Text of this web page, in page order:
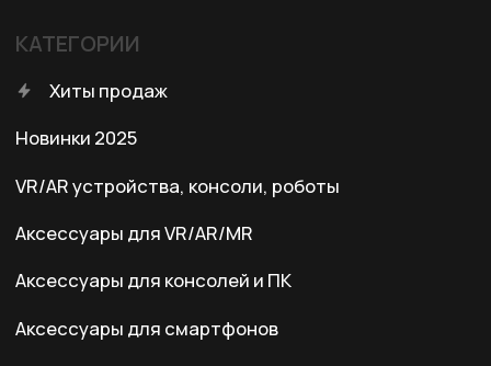
+7 (701) 202-04-00
КОНТАКТЫ
Казахстан, Алматы, ул. Карасай
3 этаж, 301 офис
Ежедневно с 10:00 до 19:00